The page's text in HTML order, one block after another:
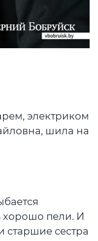
электриком
шила на
хорошо пели. И
старшие сестра